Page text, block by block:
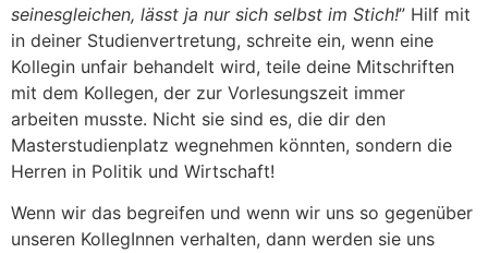
seinesgleichen, lässt ja nur sich selbst im Stich!” Hilf mit
in deiner Studienvertretung, schreite ein, wenn eine
Kollegin unfair behandelt wird, teile deine Mitschriften
mit dem Kollegen, der zur Vorlesungszeit immer
arbeiten musste. Nicht sie sind es, die dir den
Masterstudienplatz wegnehmen könnten, sondern die
Herren in Politik und Wirtschaft!
Wenn wir das begreifen und wenn wir uns so gegenüber
unseren KollegInnen verhalten, dann werden sie uns